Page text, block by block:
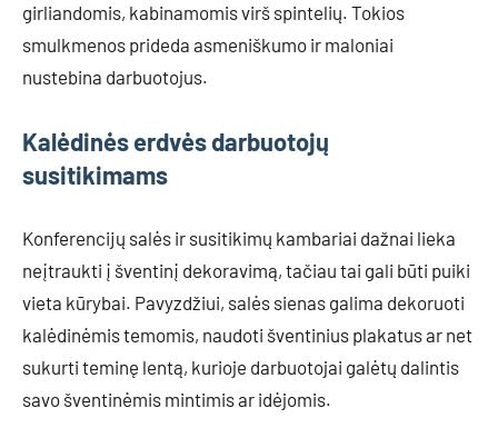
girliandomis, kabinamomis virš spintelių. Tokios
smulkmenos prideda asmeniškumo ir maloniai
nustebina darbuotojus.
Kalėdinės erdvės darbuotojų
susitikimams
Konferencijų salės ir susitikimų kambariai dažnai lieka
neįtraukti į šventinį dekoravimą, tačiau tai gali būti puiki
vieta kūrybai. Pavyzdžiui, salės sienas galima dekoruoti
kalėdinėmis temomis, naudoti šventinius plakatus ar net
sukurti teminę lentą, kurioje darbuotojai galėtų dalintis
savo šventinėmis mintimis ar idėjomis.